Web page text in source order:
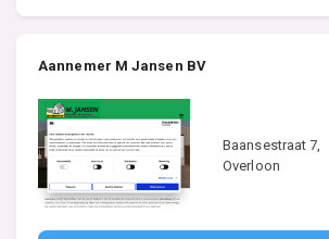
Aannemer M Jansen BV
Baansestraat 7,
Overloon